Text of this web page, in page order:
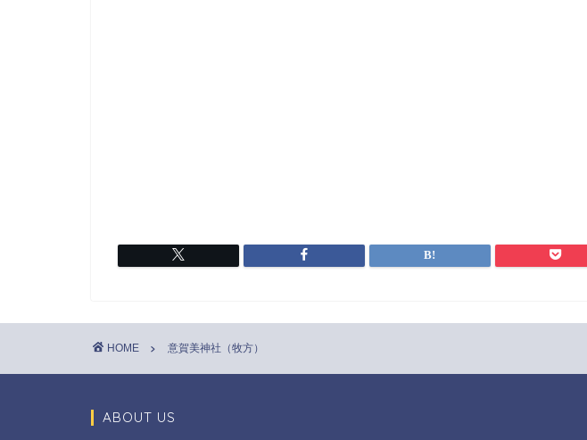
HOME 意賀美神社（牧方）
ABOUT US